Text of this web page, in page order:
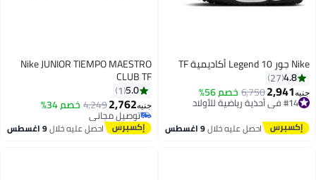
Nike جور Legend 10 أكاديمية TF
4.8
27
جنيه2,941
6,750خصم 56% #14 في أحذية رياضية للأولاد
توصيل مجاني
#14 في أحذية رياضية للأولاد
احصل عليه خلال9 اغسطس
Nike JUNIOR TIEMPO MAESTRO
CLUB TF
5.0
1
جنيه2,762
4,249خصم 34% توصيل مجاني
بتخلّص بسرعة
توصيل مجانياحصل عليه خلال9 اغسطس